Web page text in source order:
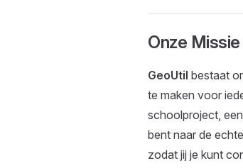
Onze Missie
GeoUtil bestaat
te maken voor
schoolproject,
bent naar de
zodat jij je kunt